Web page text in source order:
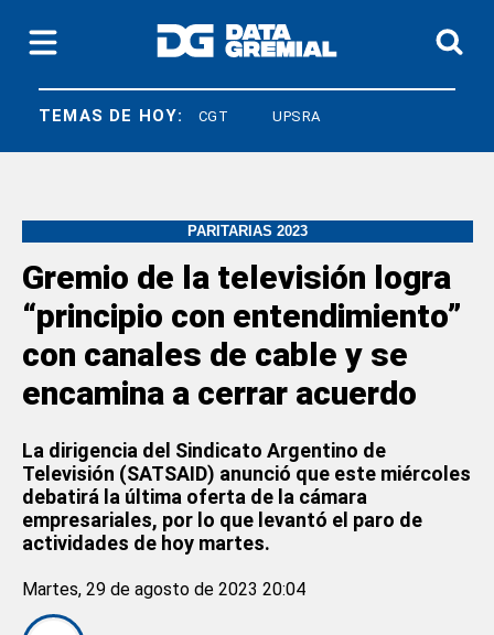
TEMAS DE HOY:
LEY BASES CGT UPSRA
PARITARIAS 2023
Gremio de la televisión logra
“principio con entendimiento”
con canales de cable y se
encamina a cerrar acuerdo
La dirigencia del Sindicato Argentino de
Televisión (SATSAID) anunció que este miércoles
debatirá la última oferta de la cámara
empresariales, por lo que levantó el paro de
actividades de hoy martes.
Martes, 29 de agosto de 2023 20:04